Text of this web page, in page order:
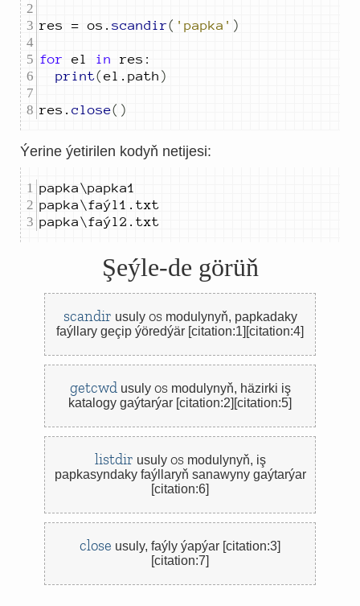
res = os . scandir( 'papka' )
for el in res :
print( el . path )
res . close()
Ýerine ýetirilen kodyň netijesi:
papka\papka1
papka\faýl1 .
papka\faýl2 . txt
Şeýle-de görüň
scandir usuly osmodulynyň, papkadaky
faýllary geçip ýöredýär [citation:1][citation:4]
getcwd usuly osmodulynyň, häzirki iş
katalogy gaýtarýar [citation:2][citation:5]
listdir usuly osmodulynyň, iş
papkasyndaky faýllaryň sanawyny gaýtarýar
[citation:6]
close usuly, faýly ýapýar [citation:3]
[citation:7]